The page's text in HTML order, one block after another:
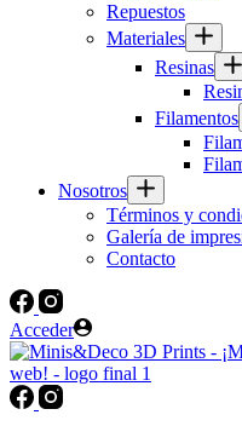
Repuestos
Materiales
Resinas
Filamentos
Nosotros
Términos y
Galería de
Contacto
Acceder